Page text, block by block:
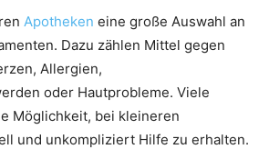
Apotheken eine große Auswahl an
Dazu zählen Mittel gegen
Allergien,
oder Hautprobleme. Viele
Möglichkeit, bei kleineren
und unkompliziert Hilfe zu erhalten.